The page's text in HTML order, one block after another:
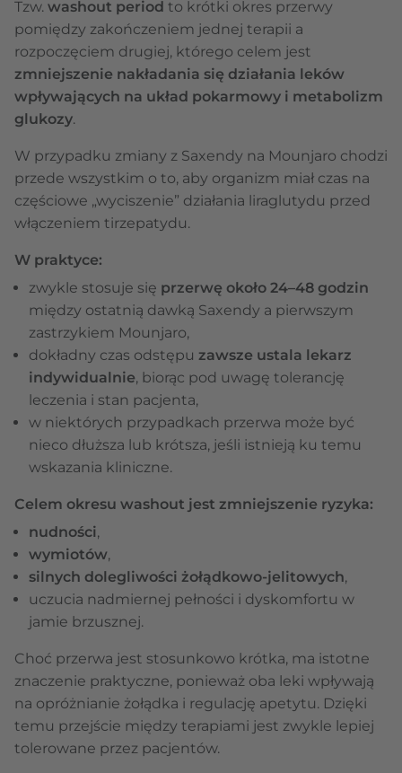
Tzw. washout period to krótki okres przerwy
pomiędzy zakończeniem jednej terapii a
rozpoczęciem drugiej, którego celem jest
zmniejszenie nakładania się działania leków
wpływających na układ pokarmowy i metabolizm
glukozy.
W przypadku zmiany z Saxendy na Mounjaro chodzi
przede wszystkim o to, aby organizm miał czas na
częściowe „wyciszenie” działania liraglutydu przed
włączeniem tirzepatydu.
W praktyce:
zwykle stosuje się przerwę około 24–48 godzin
między ostatnią dawką Saxendy a pierwszym
zastrzykiem Mounjaro,
dokładny czas odstępu zawsze ustala lekarz
indywidualnie, biorąc pod uwagę tolerancję
leczenia i stan pacjenta,
w niektórych przypadkach przerwa może być
nieco dłuższa lub krótsza, jeśli istnieją ku temu
wskazania kliniczne.
Celem okresu washout jest zmniejszenie ryzyka:
nudności,
wymiotów,
silnych dolegliwości żołądkowo-jelitowych,
uczucia nadmiernej pełności i dyskomfortu w
jamie brzusznej.
Choć przerwa jest stosunkowo krótka, ma istotne
znaczenie praktyczne, ponieważ oba leki wpływają
na opróżnianie żołądka i regulację apetytu. Dzięki
temu przejście między terapiami jest zwykle lepiej
tolerowane przez pacjentów.